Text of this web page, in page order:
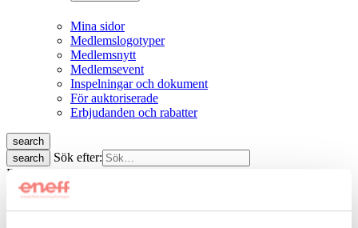
Mina sidor
Medlemslogotyper
Medlemsnytt
Medlemsevent
Inspelningar och dokument
För auktoriserade
Erbjudanden och rabatter
search
search
Sök efter:
Esc
Bli medlem